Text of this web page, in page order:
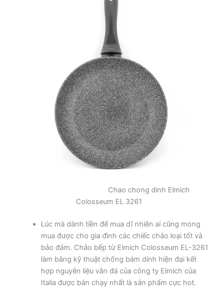
Chao chong dinh Elmich
Colosseum EL 3261
Lúc mà dành tiền để mua dĩ nhiên ai cũng mong
mua được cho gia đình các chiếc chảo loại tốt và
bảo đảm. Chảo bếp từ Elmich Colosseum EL-3261
làm bằng kỹ thuật chống bám dính hiện đại kết
hợp nguyên liệu vân đá của công ty Elmich của
Italia được bán chạy nhất là sản phẩm cực hot.